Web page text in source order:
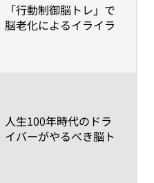
​「行動制御脳トレ」で
脳老化によるイライラ
​人生100年時代のドラ
イバーがやるべき脳ト